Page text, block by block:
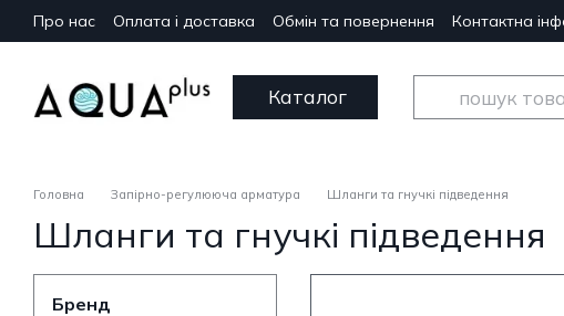
Перейти до основного контенту
Про нас Оплата і доставка Обмін та повернення Контактна
Каталог
Головна Запірно-регулююча арматура Шланги та гнучкі підведення
Шланги та гнучкі підведення
Бренд